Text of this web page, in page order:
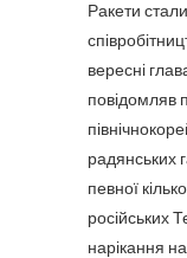
Ракети
вересні
повідомляв
радянських
певної
російських
нарікання на